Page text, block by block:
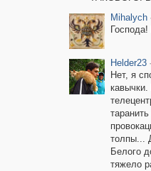
Mihalych ·
Helder23 ·
Нет, я
толпы...
Белого
тяжело